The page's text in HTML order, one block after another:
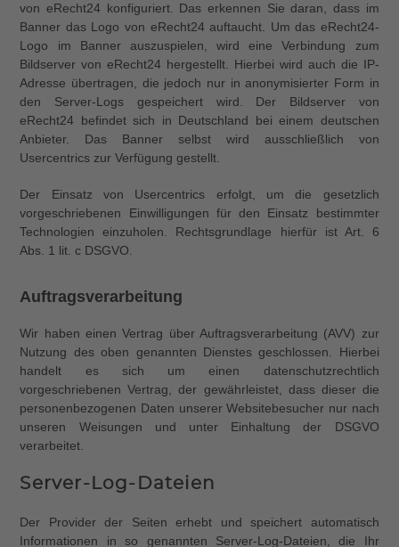
von eRecht24 konfiguriert. Das erkennen Sie daran, dass im
Banner das Logo von eRecht24 auftaucht. Um das eRecht24-
Logo im Banner auszuspielen, wird eine Verbindung zum
Bildserver von eRecht24 hergestellt. Hierbei wird auch die IP-
Adresse übertragen, die jedoch nur in anonymisierter Form in
den Server-Logs gespeichert wird. Der Bildserver von
eRecht24 befindet sich in Deutschland bei einem deutschen
Anbieter. Das Banner selbst wird ausschließlich von
Usercentrics zur Verfügung gestellt.
Der Einsatz von Usercentrics erfolgt, um die gesetzlich
vorgeschriebenen Einwilligungen für den Einsatz bestimmter
Technologien einzuholen. Rechtsgrundlage hierfür ist Art. 6
Abs. 1 lit. c DSGVO.
Auftragsverarbeitung
Wir haben einen Vertrag über Auftragsverarbeitung (AVV) zur
Nutzung des oben genannten Dienstes geschlossen. Hierbei
handelt es sich um einen datenschutzrechtlich
vorgeschriebenen Vertrag, der gewährleistet, dass dieser die
personenbezogenen Daten unserer Websitebesucher nur nach
unseren Weisungen und unter Einhaltung der DSGVO
verarbeitet.
Server-Log-Dateien
Der Provider der Seiten erhebt und speichert automatisch
Informationen in so genannten Server-Log-Dateien, die Ihr